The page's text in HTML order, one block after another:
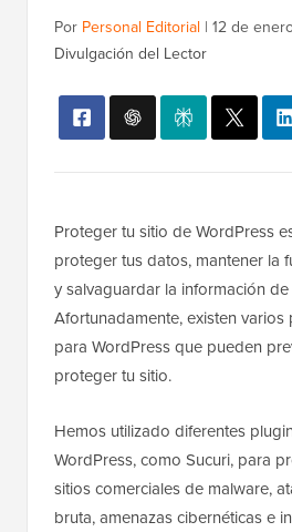
Por Personal Editorial | 12 de
Divulgación del Lector
Proteger tu sitio de WordPress
proteger tus datos, mantener la
y salvaguardar la información
Afortunadamente, existen
para WordPress que pueden
proteger tu sitio.
Hemos utilizado diferentes
WordPress, como Sucuri, para
sitios comerciales de malware,
bruta, amenazas cibernéticas e